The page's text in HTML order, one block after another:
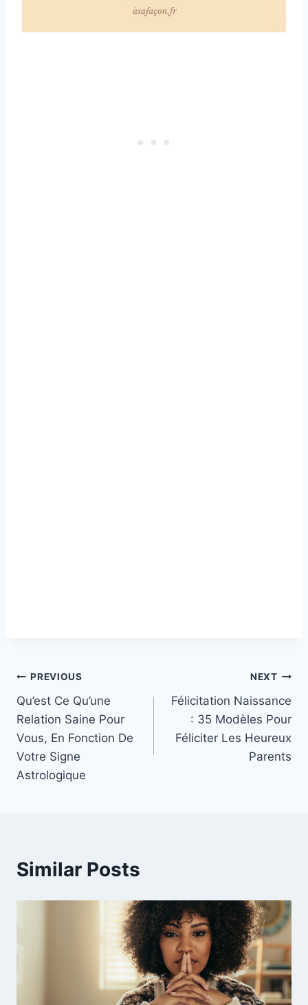
Post
navigation
PREVIOUS
Qu’est Ce Qu’une
Relation Saine Pour
Vous, En Fonction De
Votre Signe
Astrologique
NEXT
Félicitation Naissance
: 35 Modèles Pour
Féliciter Les Heureux
Parents
Similar Posts